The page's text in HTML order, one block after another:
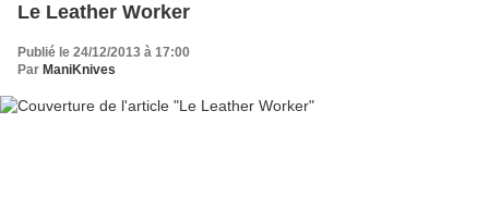
Le Leather Worker
Publié le 24/12/2013 à 17:00
Par ManiKnives